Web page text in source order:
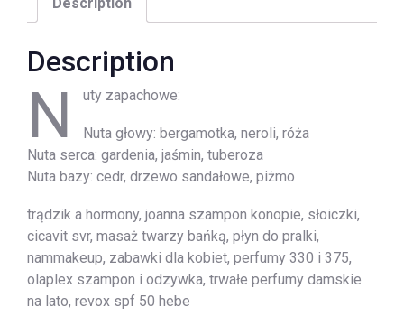
Description
N uty zapachowe:
Nuta głowy: bergamotka, neroli, róża
Nuta serca: gardenia, jaśmin, tuberoza
Nuta bazy: cedr, drzewo sandałowe, piżmo
trądzik a hormony, joanna szampon konopie, słoiczki,
cicavit svr, masaż twarzy bańką, płyn do pralki,
nammakeup, zabawki dla kobiet, perfumy 330 i 375,
olaplex szampon i odzywka, trwałe perfumy damskie
na lato, revox spf 50 hebe